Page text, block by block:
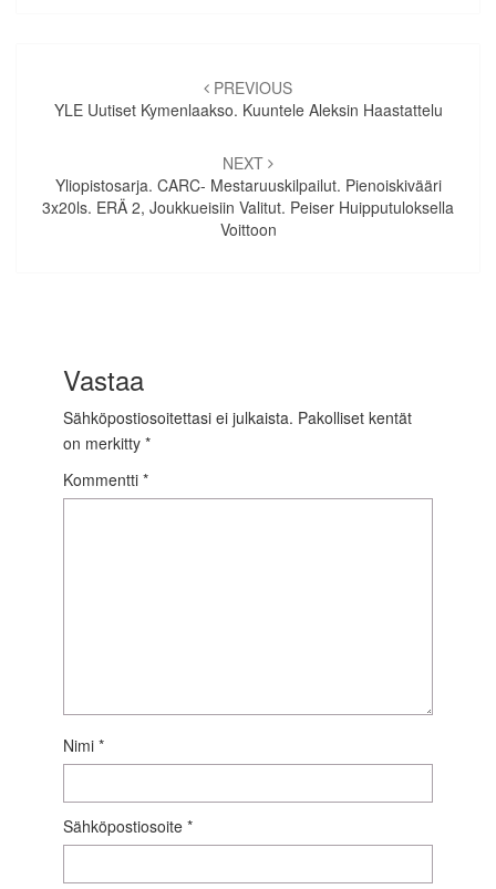
selaus
PREVIOUS
YLE Uutiset Kymenlaakso. Kuuntele Aleksin Haastattelu
NEXT
Yliopistosarja. CARC- Mestaruuskilpailut. Pienoiskivääri
3x20ls. ERÄ 2, Joukkueisiin Valitut. Peiser Huipputuloksella
Voittoon
Vastaa
Sähköpostiosoitettasi ei julkaista. Pakolliset kentät
on merkitty *
Kommentti *
Nimi *
Sähköpostiosoite *